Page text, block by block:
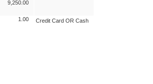
9,250.00
1.00 Credit Card OR Cash